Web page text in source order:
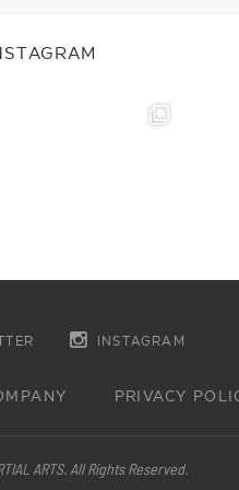
INSTAGRAM
PRIVACY
ARTS. All Rights Reserved.